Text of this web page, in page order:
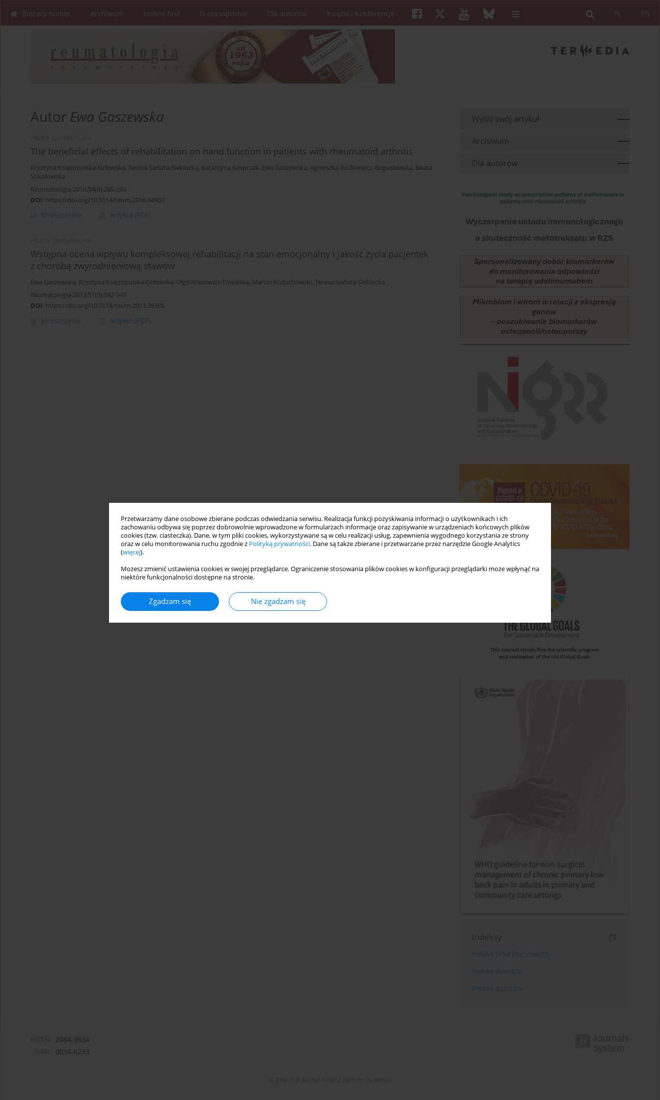
Przetwarzamy dane osobowe zbierane podczas odwiedzania serwisu. Realizacja funkcji pozyskiwania informacji o użytkownikach i ich
zachowaniu odbywa się poprzez dobrowolnie wprowadzone w formularzach informacje oraz zapisywanie w urządzeniach końcowych plików
cookies (tzw. ciasteczka). Dane, w tym pliki cookies, wykorzystywane są w celu realizacji usług, zapewnienia wygodnego korzystania ze strony
oraz w celu monitorowania ruchu zgodnie z Polityką prywatności. Dane są także zbierane i przetwarzane przez narzędzie Google Analytics
(więcej).
Możesz zmienić ustawienia cookies w swojej przeglądarce. Ograniczenie stosowania plików cookies w konfiguracji przeglądarki może wpłynąć na
niektóre funkcjonalności dostępne na stronie.
Zgadzam się Nie zgadzam się
EN
PL
Bieżący numer Archiwum Online first O czasopiśmie Dla autorów Książki i Konferencje
Autor Ewa Gaszewska
The beneficial effects of rehabilitation on hand function in patients with rheumatoid arthritis
Krystyna Księżopolska-Orłowska, Teresa Sadura-Sieklucka, Katarzyna Kasprzak, Ewa Gaszewska, Agnieszka Rodkiewicz-Bogusławska, Beata
Sokołowska
Reumatologia 2016;54(6):285-290
DOI: https://doi.org/10.5114/reum.2016.64903
Streszczenie Artykuł (PDF)
Wstępna ocena wpływu kompleksowej rehabilitacji na stan emocjonalny i jakość życia pacjentek
z chorobą zwyrodnieniową stawów
Ewa Gaszewska, Krystyna Księżopolska-Orłowska, Olga Krasowicz-Towalska, Marcin Kożuchowski, Teresa Sadura-Sieklucka
Reumatologia 2013;51(5):342-347
DOI: https://doi.org/10.5114/reum.2013.38385
Streszczenie Artykuł (PDF)
Wyślij swój artykuł
Archiwum
Dla autorów
Indeksy
Indeks słów kluczowych
Indeks dziedzin
Indeks autorów
2084-9834
0034-6233
Bentus